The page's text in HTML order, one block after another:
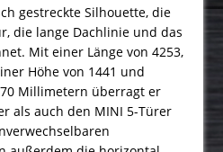
gestreckte Silhouette, die
die lange Dachlinie und das
Mit einer Länge von 4253,
Höhe von 1441 und
Millimetern überragt er
als auch den MINI 5-Türer